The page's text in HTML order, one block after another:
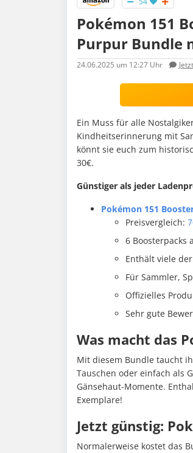
Pokémon 151
Purpur Bundle
24.06.2025 um 12:27 Uhr
Ein Muss für alle
Kindheitserinnerung mit
könnt sie euch zum
30€.
Günstiger als jeder
Pokémon 151
Preisvergleich:
6 Boosterpacks
Enthält viele
Für Sammler,
Offizielles
Sehr gute
Was macht das
Mit diesem Bundle taucht
Tauschen oder einfach als
Gänsehaut-Momente.
Exemplare!
Jetzt günstig:
Normalerweise kostet das